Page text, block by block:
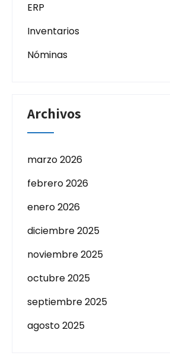
ERP
Inventarios
Nóminas
Archivos
marzo 2026
febrero 2026
enero 2026
diciembre 2025
noviembre 2025
octubre 2025
septiembre 2025
agosto 2025